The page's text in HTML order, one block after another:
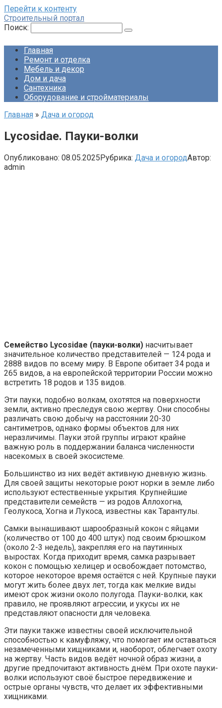
Перейти к контенту
Строительный портал
Поиск:
Главная
Ремонт и отделка
Мебель и декор
Дом и дача
Сантехника
Оборудование и стройматериалы
Главная » Дача и огород
Lycosidae. Пауки-волки
Опубликовано: 08.05.2025Рубрика: Дача и огородАвтор:
admin
Семейство Lycosidae (пауки-волки) насчитывает
значительное количество представителей — 124 рода и
2888 видов по всему миру. В Европе обитает 34 рода и
265 видов, а на европейской территории России можно
встретить 18 родов и 135 видов.
Эти пауки, подобно волкам, охотятся на поверхности
земли, активно преследуя свою жертву. Они способны
различать свою добычу на расстоянии 20-30
сантиметров, однако формы объектов для них
неразличимы. Пауки этой группы играют крайне
важную роль в поддержании баланса численности
насекомых в своей экосистеме.
Большинство из них ведёт активную дневную жизнь.
Для своей защиты некоторые роют норки в земле либо
используют естественные укрытия. Крупнейшие
представители семейств — из родов Аллохогна,
Геолукоса, Хогна и Лукоса, известны как Тарантулы.
Самки вынашивают шарообразный кокон с яйцами
(количество от 100 до 400 штук) под своим брюшком
(около 2-3 недель), закрепляя его на паутинных
выростах. Когда приходит время, самка разрывает
кокон с помощью хелицер и освобождает потомство,
которое некоторое время остаётся с ней. Крупные пауки
могут жить более двух лет, тогда как мелкие виды
имеют срок жизни около полугода. Пауки-волки, как
правило, не проявляют агрессии, и укусы их не
представляют опасности для человека.
Эти пауки также известны своей исключительной
способностью к камуфляжу, что помогает им оставаться
незамеченными хищниками и, наоборот, облегчает охоту
на жертву. Часть видов ведёт ночной образ жизни, а
другие предпочитают активность днём. При охоте пауки-
волки используют своё быстрое передвижение и
острые органы чувств, что делает их эффективными
хищниками.